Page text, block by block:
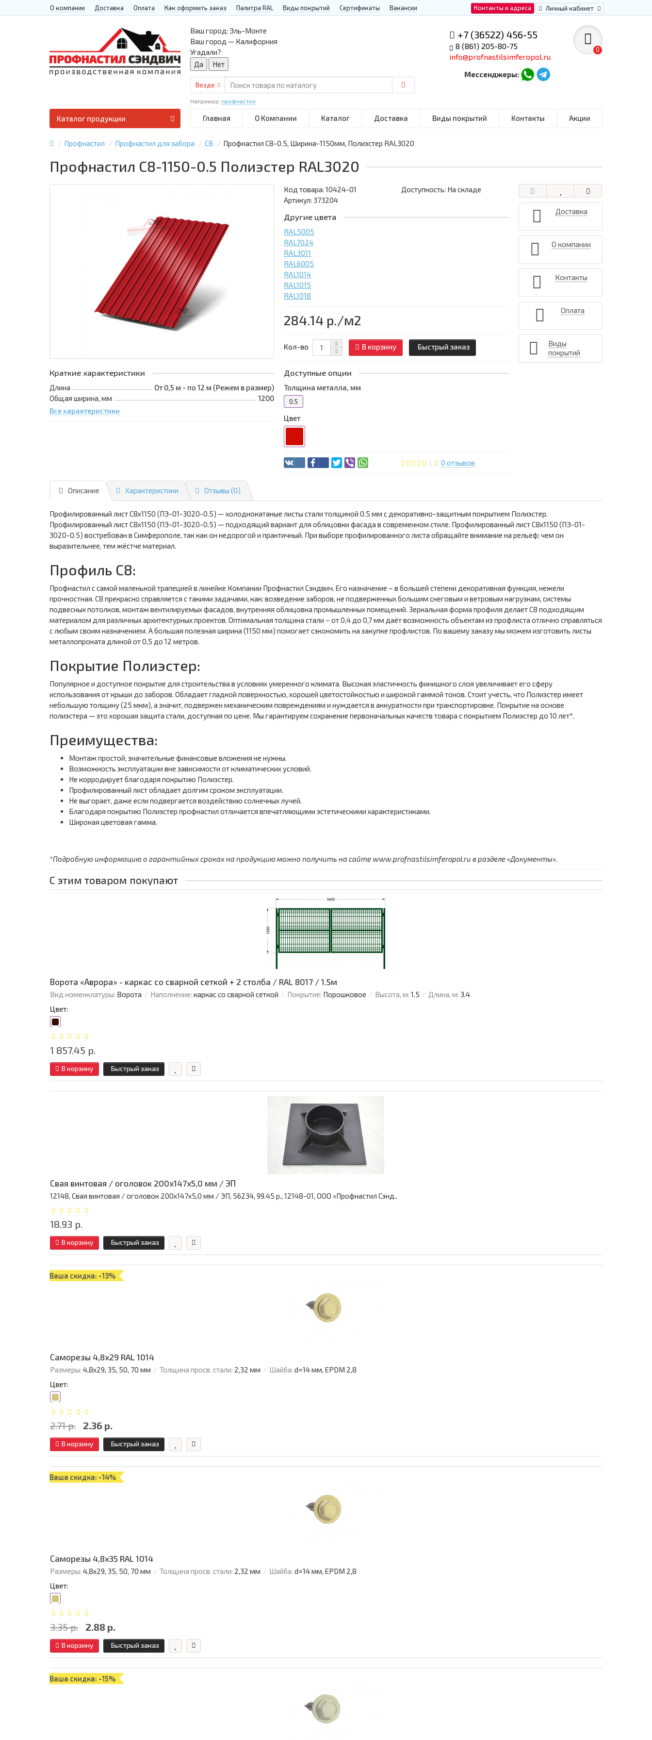
Контакты и адреса Личный кабинет
О компании Доставка Оплата Как оформить заказ Палитра RAL Виды покрытий Сертификаты Вакансии
+7 (36522) 456-55
8 (861) 205-80-75
info@profnastilsimferopol.ru
Мессенджеры:
0
Ваш город: Эль-Монте
Ваш город — Калифорния
Угадали?
Везде
Например: профнастил
Главная О Компании Каталог Доставка Виды покрытий Контакты Акции
Каталог продукции
Профнастил Профнастил для забора С8 Профнастил С8-0.5, Ширина-1150мм, Полиэстер RAL3020
Профнастил С8-1150-0.5 Полиэстер RAL3020
Краткие характеристики
Длина
От 0,5 м - по 12 м (Режем в размер)
Общая ширина, мм
1200
Все характеристики
Код товара:10424-01
Доступность: На складе
Артикул: 373204
Другие цвета
RAL5005
RAL7024
RAL3011
RAL6005
RAL1014
RAL1015
RAL1018
284.14 р./м2
Кол-во В корзину Быстрый заказ
Доступные опции
Толщина металла, мм
0.5
Цвет
0 отзывов
Доставка
О компании
Контакты
Оплата
Виды
покрытий
Описание Характеристики Отзывы (0)
Профилированный лист С8х1150 (ПЭ-01-3020-0.5) — холоднокатаные листы стали толщиной 0.5 мм с декоративно-защитным покрытием Полиэстер.
Профилированный лист С8х1150 (ПЭ-01-3020-0.5) — подходящий вариант для облицовки фасада в современном стиле. Профилированный лист С8х1150 (ПЭ-01-
3020-0.5) востребован в Симферополе, так как он недорогой и практичный. При выборе профилированного листа обращайте внимание на рельеф: чем он
выразительнее, тем жёстче материал.
Профиль С8:
Профнастил с самой маленькой трапецией в линейке Компании Профнастил Сэндвич. Его назначение – в большей степени декоративная функция, нежели
прочностная. С8 прекрасно справляется с такими задачами, как: возведение заборов, не подверженных большим снеговым и ветровым нагрузкам, системы
подвесных потолков, монтаж вентилируемых фасадов, внутренняя облицовка промышленных помещений. Зеркальная форма профиля делает С8 подходящим
материалом для различных архитектурных проектов. Оптимальная толщина стали – от 0,4 до 0,7 мм даёт возможность объектам из профлиста отлично справляться
с любым своим назначением. А большая полезная ширина (1150 мм) помогает сэкономить на закупке профлистов. По вашему заказу мы можем изготовить листы
металлопроката длиной от 0,5 до 12 метров.
Покрытие Полиэстер:
Популярное и доступное покрытие для строительства в условиях умеренного климата. Высокая эластичность финишного слоя увеличивает его сферу
использования от крыши до заборов. Обладает гладкой поверхностью, хорошей цветостойкостью и широкой гаммой тонов. Стоит учесть, что Полиэстер имеет
небольшую толщину (25 мкм), а значит, подвержен механическим повреждениям и нуждается в аккуратности при транспортировке. Покрытие на основе
полиэстера — это хорошая защита стали, доступная по цене. Мы гарантируем сохранение первоначальных качеств товара с покрытием Полиэстер до 10 лет*.
Преимущества:
Монтаж простой, значительные финансовые вложения не нужны.
Возможность эксплуатации вне зависимости от климатических условий.
Не корродирует благодаря покрытию Полиэстер.
Профилированный лист обладает долгим сроком эксплуатации.
Не выгорает, даже если подвергается воздействию солнечных лучей.
Благодаря покрытию Полиэстер профнастил отличается впечатляющими эстетическими характеристиками.
Широкая цветовая гамма.
*Подробную информацию о гарантийных сроках на продукцию можно получить на сайте www.profnastilsimferopol.ru в разделе «Документы».
С этим товаром покупают
Ворота «Аврора» - каркас со сварной сеткой + 2 столба / RAL 8017 / 1.5м
Вид номенклатуры: Ворота Наполнение: каркас со сварной сеткой Покрытие: Порошковое Высота, м: 1.5 Длина, м: 3.4
Цвет:
1 857.45 р.
В корзину Быстрый заказ
Свая винтовая / оголовок 200x147x5,0 мм / ЭП
12148, Свая винтовая / оголовок 200x147x5,0 мм / ЭП, 56234, 99.45 р., 12148-01, ООО «Профнастил Сэнд..
18.93 р.
В корзину Быстрый заказ
Ваша скидка: -13%
Саморезы 4,8х29 RAL 1014
Размеры: 4,8х29, 35, 50, 70 мм Толщина просв. стали: 2,32 мм Шайба: d=14 мм, EPDM 2,8
Цвет:
2.71 р. 2.36 р.
В корзину Быстрый заказ
Ваша скидка: -14%
Саморезы 4,8х35 RAL 1014
Размеры: 4,8х29, 35, 50, 70 мм Толщина просв. стали: 2,32 мм Шайба: d=14 мм, EPDM 2,8
Цвет:
3.35 р. 2.88 р.
В корзину Быстрый заказ
Ваша скидка: -15%